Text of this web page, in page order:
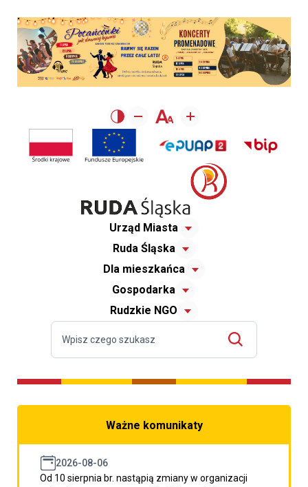
Urząd Miasta
Ruda Śląska
Dla mieszkańca
Gospodarka
Rudzkie NGO
Ważne komunikaty
2026-08-06
Od 10 sierpnia br. nastąpią zmiany w organizacji